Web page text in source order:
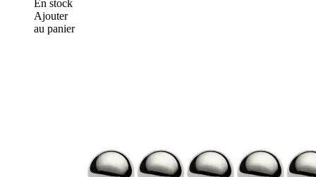
En stock
Ajouter
au panier